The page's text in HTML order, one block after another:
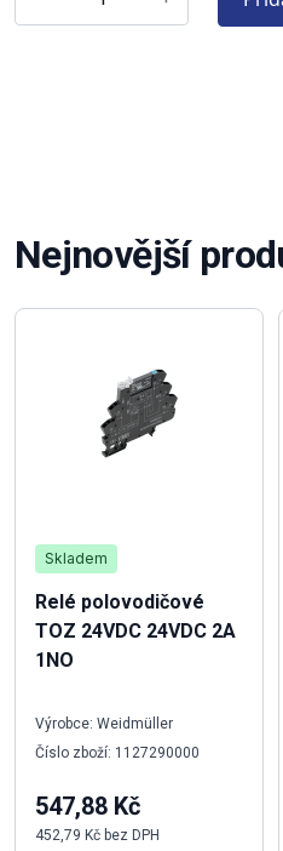
Nejnovější
Skladem
Relé polovodičové
TOZ 24VDC 24VDC 2A
1NO
Výrobce: Weidmüller
Číslo zboží: 1127290000
547,88 Kč
452,79 Kč bez DPH